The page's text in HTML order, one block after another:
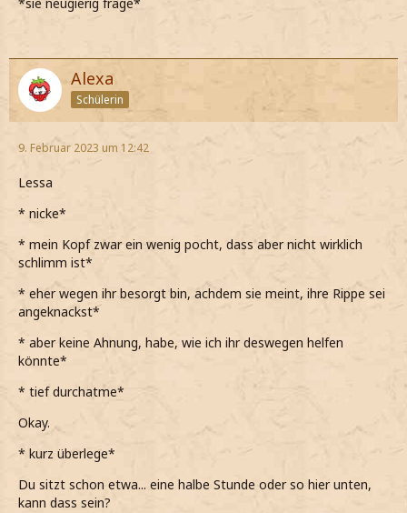
*sie neugierig frage*
Alexa
Schülerin
9. Februar 2023 um 12:42
Lessa
* nicke*
* mein Kopf zwar ein wenig pocht, dass aber nicht wirklich
schlimm ist*
* eher wegen ihr besorgt bin, achdem sie meint, ihre Rippe sei
angeknackst*
* aber keine Ahnung, habe, wie ich ihr deswegen helfen
könnte*
* tief durchatme*
Okay.
* kurz überlege*
Du sitzt schon etwa... eine halbe Stunde oder so hier unten,
kann dass sein?